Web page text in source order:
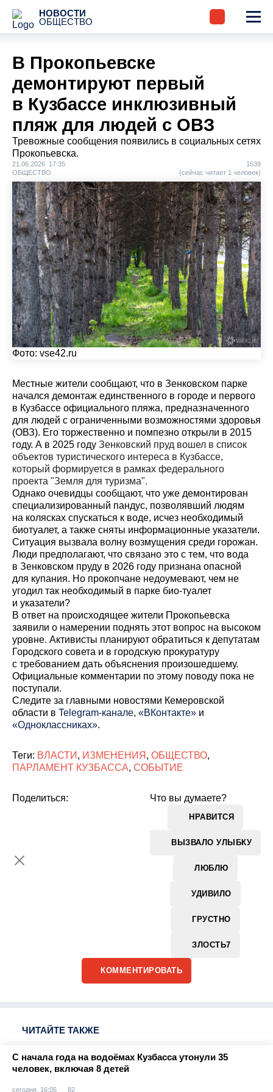
НОВОСТИ
ОБЩЕСТВО
В Прокопьевске
демонтируют первый
в Кузбассе инклюзивный
пляж для людей с ОВЗ
Тревожные сообщения появились в социальных сетях
Прокопьевска.
21.06.2026 17:35
ОБЩЕСТВО
1539
(сейчас читает 1 человек)
Фото: vse42.ru
Местные жители сообщают, что в Зенковском парке
начался демонтаж единственного в городе и первого
в Кузбассе официального пляжа, предназначенного
для людей с ограниченными возможностями здоровья
(ОВЗ). Его торжественно и помпезно открыли в 2015
году. А в 2025 году Зенковский пруд вошел в список
объектов туристического интереса в Кузбассе,
который формируется в рамках федерального
проекта "Земля для туризма".
Однако очевидцы сообщают, что уже демонтирован
специализированный пандус, позволявший людям
на колясках спускаться к воде, исчез необходимый
биотуалет, а также сняты информационные указатели.
Ситуация вызвала волну возмущения среди горожан.
Люди предполагают, что связано это с тем, что вода
в Зенковском пруду в 2026 году признана опасной
для купания. Но прокопчане недоумевают, чем не
угодил так необходимый в парке био-туалет
и указатели?
В ответ на происходящее жители Прокопьевска
заявили о намерении поднять этот вопрос на высоком
уровне. Активисты планируют обратиться к депутатам
Городского совета и в городскую прокуратуру
с требованием дать объяснения произошедшему.
Официальные комментарии по этому поводу пока не
поступали.
Cледите за главными новостями Кемеровской
области в Telegram-канале, «ВКонтакте» и
«Одноклассниках».
Теги: ВЛАСТИ , ИЗМЕНЕНИЯ , ОБЩЕСТВО,
ПАРЛАМЕНТ КУЗБАССА, СОБЫТИЕ
Что вы думаете?
НРАВИТСЯ
ВЫЗВАЛО УЛЫБКУ
ЛЮБЛЮ
УДИВИЛО
ГРУСТНО
ЗЛОСТЬ7
Поделиться:
КОММЕНТИРОВАТЬ
ЧИТАЙТЕ ТАКЖЕ
С начала года на водоёмах Кузбасса утонули 35
человек, включая 8 детей
сегодня, 16:05 82